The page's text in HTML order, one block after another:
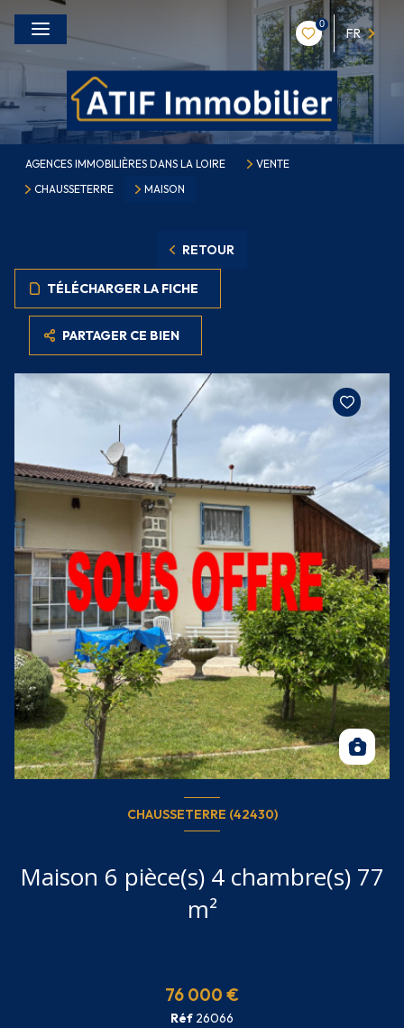
0
FR
AGENCES IMMOBILIÈRES DANS LA LOIRE
VENTE
CHAUSSETERRE
MAISON
RETOUR
TÉLÉCHARGER LA FICHE
PARTAGER CE BIEN
CHAUSSETERRE (42430)
Maison 6 pièce(s) 4 chambre(s) 77
m²
76 000 €
Réf 26066